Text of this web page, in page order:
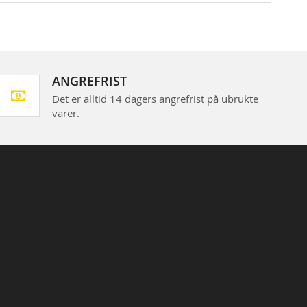
ANGREFRIST
Det er alltid 14 dagers angrefrist på ubrukte
varer.